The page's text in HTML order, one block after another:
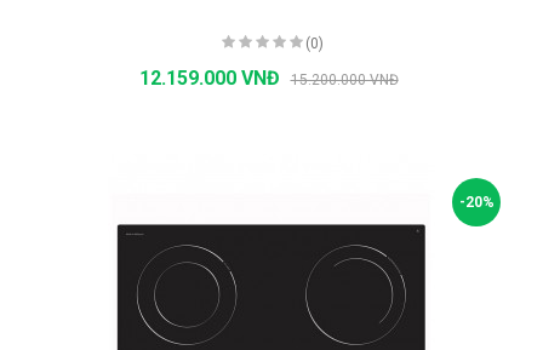
(0)
12.159.000 VNĐ 15.200.000 VNĐ
-20%